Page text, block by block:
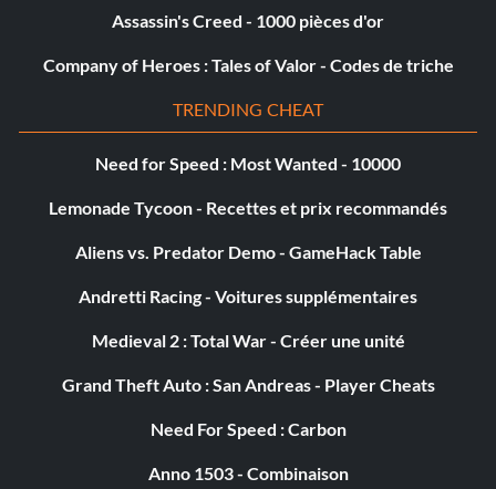
Assassin's Creed - 1000 pièces d'or
Company of Heroes : Tales of Valor - Codes de triche
TRENDING CHEAT
Need for Speed : Most Wanted - 10000
Lemonade Tycoon - Recettes et prix recommandés
Aliens vs. Predator Demo - GameHack Table
Andretti Racing - Voitures supplémentaires
Medieval 2 : Total War - Créer une unité
Grand Theft Auto : San Andreas - Player Cheats
Need For Speed : Carbon
Anno 1503 - Combinaison